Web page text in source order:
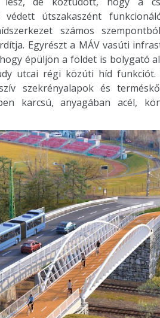
útszakaszént
számos
Egyrészt a MÁV vasúti
épüljön a földet is bolygató
utcai régi közúti híd
szekrényalapok és
karcsú, anyagában acél,